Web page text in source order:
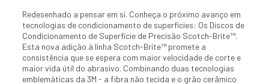
Redesenhado a pensar em si. Conheça o próximo avanço em
tecnologias de condicionamento de superfícies: Os Discos de
Condicionamento de Superfície de Precisão Scotch-Brite™.
Esta nova adição à linha Scotch-Brite™ promete a
consistência que se espera com maior velocidade de corte e
maior vida útil do abrasivo. Combinando duas tecnologias
emblemáticas da 3M - a fibra não tecida e o grão cerâmico